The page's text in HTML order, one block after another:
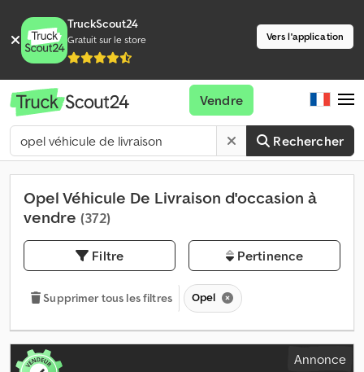
TruckScout24
Gratuit sur le store Vers l'application
Rechercher
Vendre
Opel Véhicule De Livraison d'occasion à
vendre (372)
Filtre Pertinence
Supprimer tous les filtres Opel
Annonce